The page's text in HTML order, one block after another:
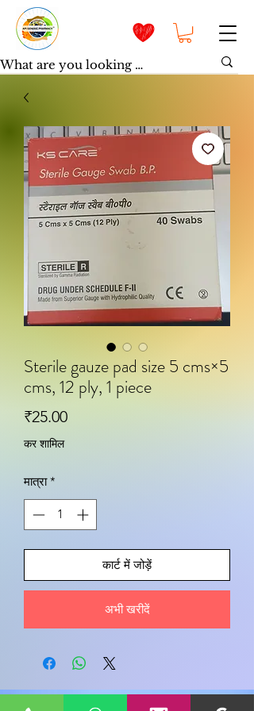
Sterile gauze pad size 5 cms×5
cms, 12 ply, 1 piece
₹25.00मूल्य
कर शामिल
मात्रा *
कार्ट में जोड़ें
अभी खरीदें
इस उत्पाद के बारे में अपने विचार साझा करें